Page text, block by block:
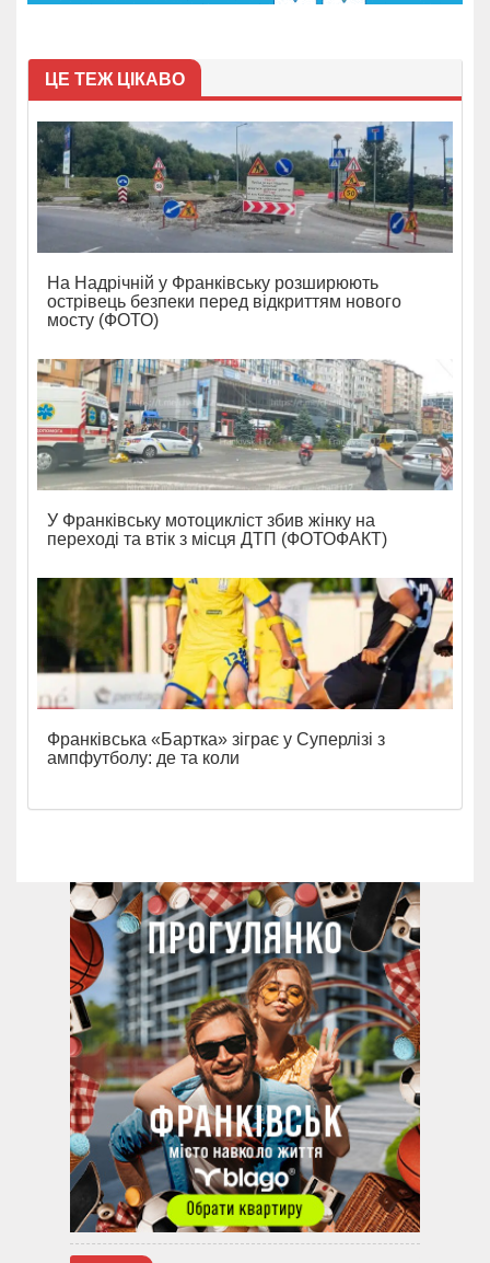
ЦЕ ТЕЖ ЦІКАВО
На Надрічній у Франківську розширюють
острівець безпеки перед відкриттям нового
мосту (ФОТО)
У Франківську мотоцикліст збив жінку на
переході та втік з місця ДТП (ФОТОФАКТ)
Франківська «Бартка» зіграє у Суперлізі з
ампфутболу: де та коли